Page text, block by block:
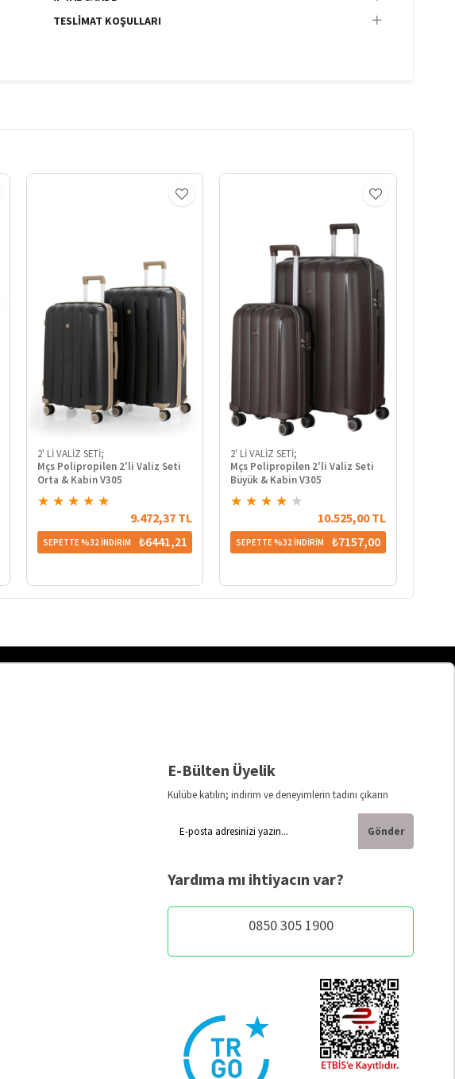
TESLIMAT KOŞULLARI
2' Lİ VALİZ SETİ;
Mçs Polipropilen 2'li Valiz Seti
Orta & Kabin V305
★ ★ ★ ★ ★
9.472,37 TL
SEPETTE %32 İNDİRİM ₺6441,21
2' Lİ VALİZ SETİ;
Mçs Polipropilen 2'li Valiz Seti
Büyük & Kabin V305
★ ★ ★ ★ ★
10.525,00 TL
SEPETTE %32 İNDİRİM ₺7157,00
E-Bülten Üyelik
Kulübe katılın; indirim ve deneyimlerin tadını çıkarın
Gönder
Yardıma mı ihtiyacın var?
0850 305 1900